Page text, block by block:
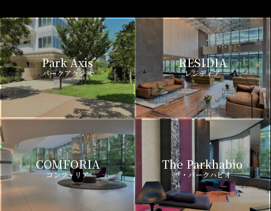
Park Axis
パークアクシス
RESIDIA
レジディア
COMFORIA
コンフォリア
The Parkhabio
ザ・パークハビオ